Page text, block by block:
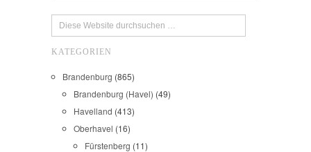
KATEGORIEN
Brandenburg (865)
Brandenburg (Havel) (49)
Havelland (413)
Oberhavel (16)
Fürstenberg (11)